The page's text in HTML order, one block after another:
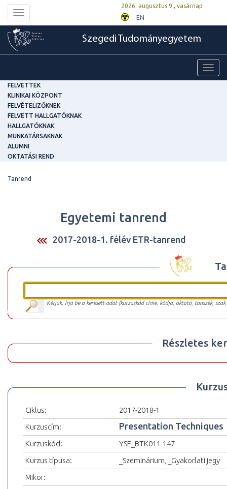
Toggle
navigation
2026. augusztus 9., vasárnap
EN
Szegedi Tudományegyetem
FELVETTEK
KLINIKAI KÖZPONT
FELVÉTELIZŐKNEK
FELVETT HALLGATÓKNAK
HALLGATÓKNAK
MUNKATÁRSAKNAK
ALUMNI
OKTATÁSI REND
Tanrend
Egyetemi tanrend
2017-2018-1. félév ETR-tanrend
Kérjük, írja be a keresett adat (kurzuskód címe, kódja, oktató, tanszék,
Részletes
Ciklus:
2017-2018-1
Kurzuscím:
Presentation Techniques
Kurzuskód:
YSE_BTK011-147
Kurzus típusa:
_Szeminárium, _Gyakorlati jegy
Mikor: